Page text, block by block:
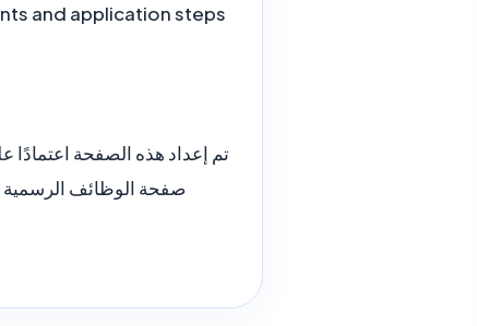
and application steps
صفحة الوظائف الرسمية